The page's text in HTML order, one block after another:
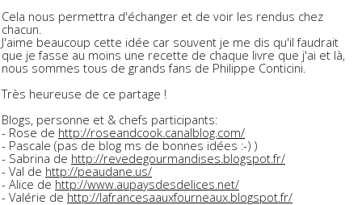
Cela nous permettra d'échanger et de voir les rendus chez
chacun.
J'aime beaucoup cette idée car souvent je me dis qu'il faudrait
que je fasse au moins une recette de chaque livre que j'ai et là,
nous sommes tous de grands fans de Philippe Conticini.
Très heureuse de ce partage !
Blogs, personne et & chefs participants:
- Rose de http://roseandcook.canalblog.com/
- Pascale (pas de blog ms de bonnes idées :-) )
- Sabrina de http://revedegourmandises.blogspot.fr/
- Val de http://peaudane.us/
- Alice de http://www.aupaysdesdelices.net/
- Valérie de http://lafrancesaauxfourneaux.blogspot.fr/